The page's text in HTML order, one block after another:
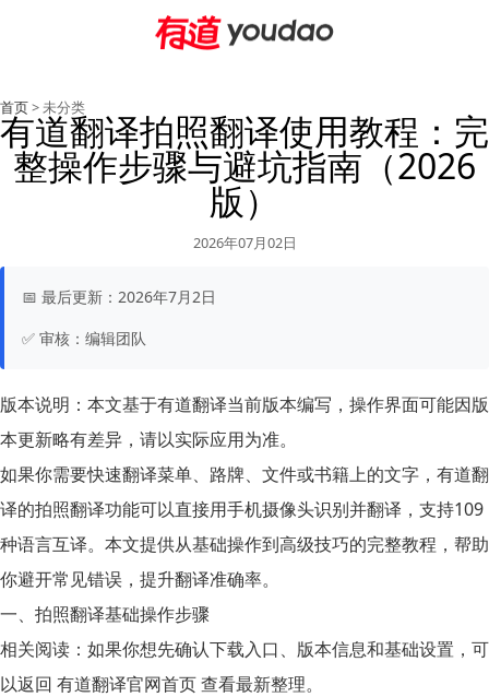
首页> 未分类
有道翻译拍照翻译使用教程：完
整操作步骤与避坑指南（2026
版）
2026年07月02日
📅 最后更新： 2026年7月2日
✅ 审核： 编辑团队
版本说明： 本文基于有道翻译当前版本编写，操作界面可能因版
本更新略有差异，请以实际应用为准。
如果你需要快速翻译菜单、路牌、文件或书籍上的文字，有道翻
译的拍照翻译功能可以直接用手机摄像头识别并翻译，支持109
种语言互译。本文提供从基础操作到高级技巧的完整教程，帮助
你避开常见错误，提升翻译准确率。
一、拍照翻译基础操作步骤
相关阅读：如果你想先确认下载入口、版本信息和基础设置，可
以返回 有道翻译官网首页查看最新整理。